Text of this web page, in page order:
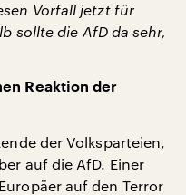
Vorfall jetzt für
sollte die AfD da sehr,
Reaktion der
der Volksparteien,
auf die AfD. Einer
auf den Terror